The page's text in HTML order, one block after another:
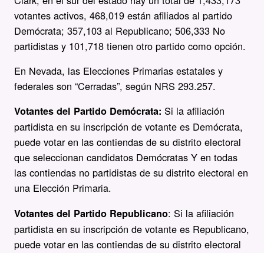
votantes activos, 468,019 están afiliados al partido
Demócrata; 357,103 al Republicano; 506,333 No
partidistas y 101,718 tienen otro partido como opción.
En Nevada, las Elecciones Primarias estatales y
federales son “Cerradas”, según NRS 293.257.
Votantes del Partido Demócrata: Si la afiliación
partidista en su inscripción de votante es Demócrata,
puede votar en las contiendas de su distrito electoral
que seleccionan candidatos Demócratas Y en todas
las contiendas no partidistas de su distrito electoral en
una Elección Primaria.
Votantes del Partido Republicano: Si la afiliación
partidista en su inscripción de votante es Republicano,
puede votar en las contiendas de su distrito electoral